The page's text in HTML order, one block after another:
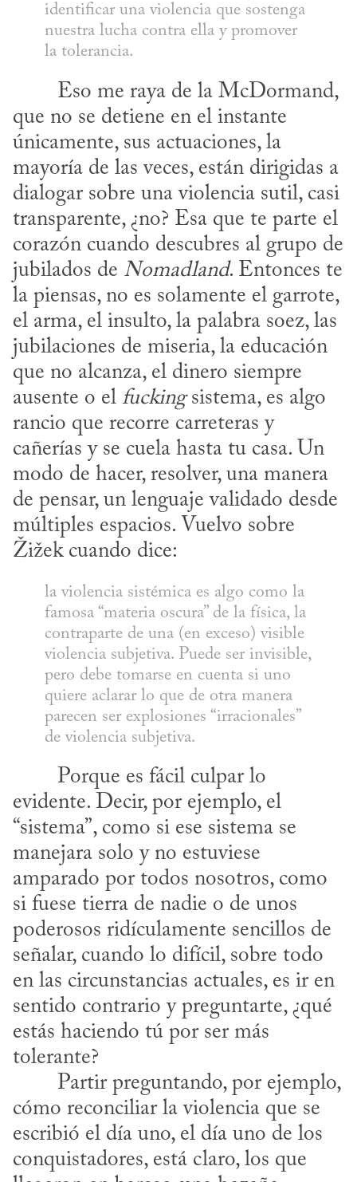
identificar una violencia que sostenga
nuestra lucha contra ella y promover
la tolerancia.
que no se detiene en el instante
únicamente, sus actuaciones, la
mayoría de las veces, están dirigidas a
dialogar sobre una violencia sutil, casi
transparente, ¿no? Esa que te parte el
corazón cuando descubres al grupo de
jubilados de Nomadland. Entonces te
la piensas, no es solamente el garrote,
el arma, el insulto, la palabra soez, las
jubilaciones de miseria, la educación
que no alcanza, el dinero siempre
ausente o el fucking sistema, es algo
rancio que recorre carreteras y
cañerías y se cuela hasta tu casa. Un
modo de hacer, resolver, una manera
de pensar, un lenguaje validado desde
múltiples espacios. Vuelvo sobre
Žižek cuando dice:
la violencia sistémica es algo como la
famosa “materia oscura” de la física, la
contraparte de una (en exceso) visible
violencia subjetiva. Puede ser invisible,
pero debe tomarse en cuenta si uno
quiere aclarar lo que de otra manera
parecen ser explosiones “irracionales”
de violencia subjetiva.
evidente. Decir, por ejemplo, el
“sistema”, como si ese sistema se
manejara solo y no estuviese
amparado por todos nosotros, como
si fuese tierra de nadie o de unos
poderosos ridículamente sencillos de
señalar, cuando lo difícil, sobre todo
en las circunstancias actuales, es ir en
sentido contrario y preguntarte, ¿qué
estás haciendo tú por ser más
tolerante?
cómo reconciliar la violencia que se
escribió el día uno, el día uno de los
conquistadores, está claro, los que